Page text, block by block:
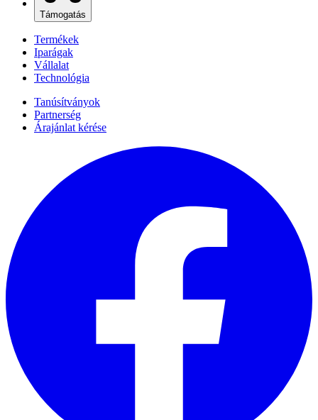
Támogatás
Termékek
Iparágak
Vállalat
Technológia
Tanúsítványok
Partnerség
Árajánlat kérése